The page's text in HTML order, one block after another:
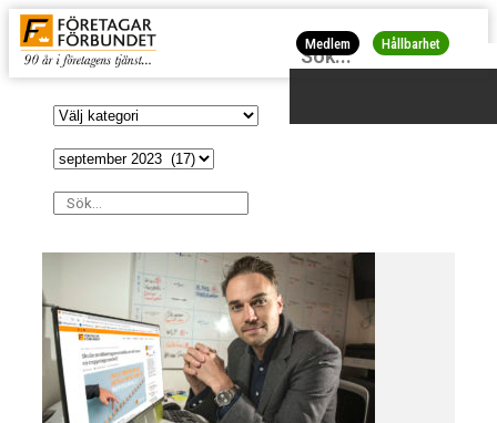
Medlem Hållbarhet